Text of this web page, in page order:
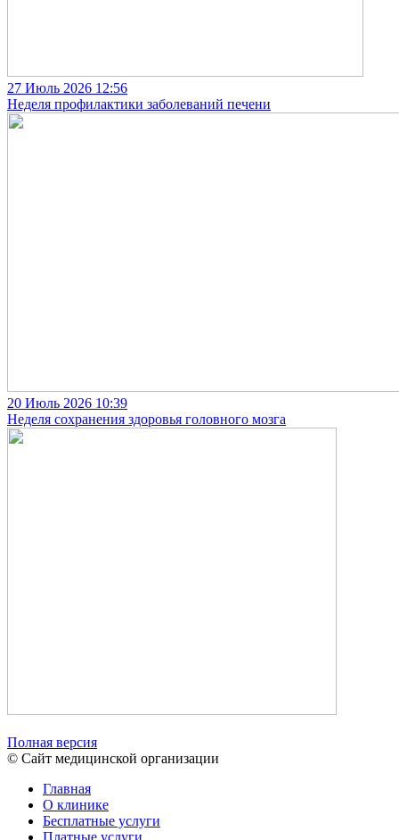
27 Июль 2026 12:56
Неделя профилактики заболеваний печени
20 Июль 2026 10:39
Неделя сохранения здоровья головного мозга
Полная версия
© Сайт медицинской организации
Главная
О клинике
Бесплатные услуги